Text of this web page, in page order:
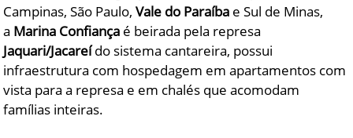
Campinas, São Paulo,Vale do Paraíba e Sul de Minas,
a Marina Confiança é beirada pela represa
Jaquari/Jacareído sistema cantareira, possui
infraestrutura com hospedagem em apartamentos com
vista para a represa e em chalés que acomodam
famílias inteiras.